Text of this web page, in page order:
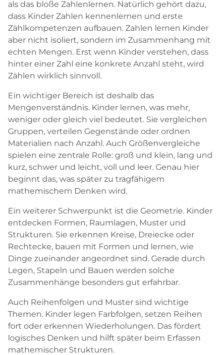
als das bloße Zahlenlernen. Natürlich gehört dazu,
dass Kinder Zahlen kennenlernen und erste
Zählkompetenzen aufbauen. Zahlen lernen Kinder
aber nicht isoliert, sondern im Zusammenhang mit
echten Mengen. Erst wenn Kinder verstehen, dass
hinter einer Zahl eine konkrete Anzahl steht, wird
Zählen wirklich sinnvoll.
Ein wichtiger Bereich ist deshalb das
Mengenverständnis. Kinder lernen, was mehr,
weniger oder gleich viel bedeutet. Sie vergleichen
Gruppen, verteilen Gegenstände oder ordnen
Materialien nach Anzahl. Auch Größenvergleiche
spielen eine zentrale Rolle: groß und klein, lang und
kurz, schwer und leicht, voll und leer. Genau hier
beginnt das, was später zu tragfähigem
mathemischem Denken wird.
Ein weiterer Schwerpunkt ist die Geometrie. Kinder
entdecken Formen, Raumlagen, Muster und
Strukturen. Sie erkennen Kreise, Dreiecke oder
Rechtecke, bauen mit Formen und lernen, wie
Dinge zueinander angeordnet sind. Gerade durch
Legen, Stapeln und Bauen werden solche
Zusammenhänge besonders gut erfahrbar.
Auch Reihenfolgen und Muster sind wichtige
Themen. Kinder legen Farbfolgen, setzen Reihen
fort oder erkennen Wiederholungen. Das fördert
logisches Denken und hilft später beim Erfassen
mathemischer Strukturen.